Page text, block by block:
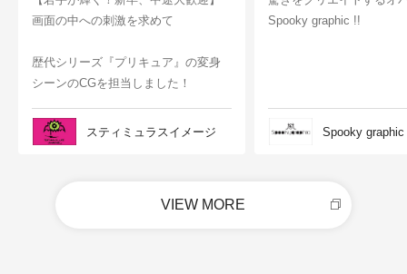
画面の中への刺激を求めて
歴代シリーズ『プリキュア』の変身
シーンのCGを担当しました！
スティミュラスイメージ
Spooky graphic !!
Spooky graphic
VIEW MORE